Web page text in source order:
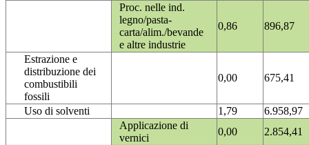
Proc. nelle ind.
legno/pasta-
carta/alim./bevande
e altre industrie
0,86 896,87
Estrazione e
distribuzione dei
combustibili
fossili
0,00 675,41
Uso di solventi 1,79
6.958,97
Applicazione di
vernici
0,00
2.854,41